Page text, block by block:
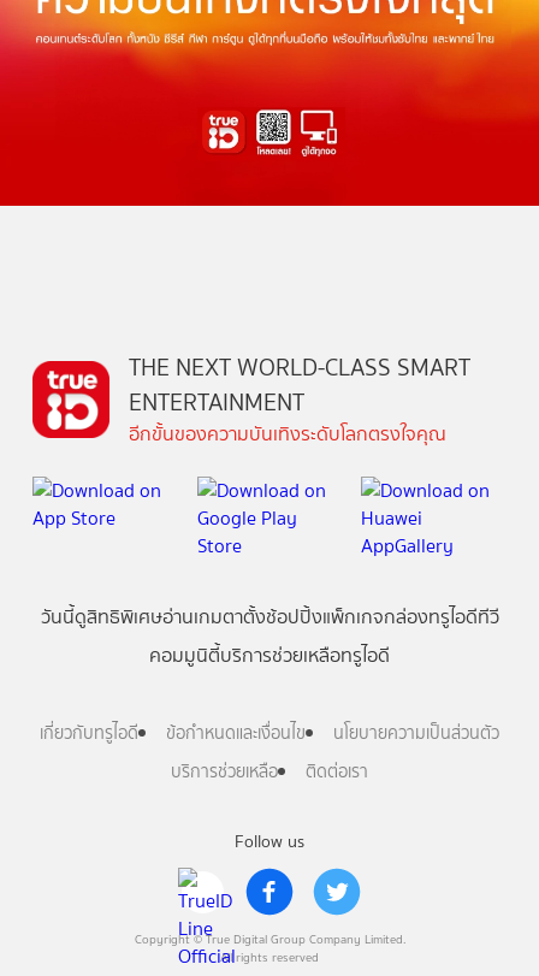
Follow us
Copyright © True Digital Group Company Limited.
All rights reserved
THE NEXT WORLD-CLASS SMART
ENTERTAINMENT
อีกขั้นของความบันเทิงระดับโลกตรงใจคุณ
วันนี้ดูสิทธิพิเศษอ่านเกมตาตั้งช้อปปิ้งแพ็กเกจกล่องทรูไอดีทีวี
คอมมูนิตี้บริการช่วยเหลือทรูไอดี
เกี่ยวกับทรูไอดี ข้อกำหนดและเงื่อนไข
นโยบายความเป็นส่วนตัว
บริการช่วยเหลือ
ติดต่อเรา